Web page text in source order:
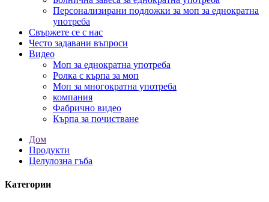
Персонализирани подложки за моп за еднократна
употреба
Свържете се с нас
Често задавани въпроси
Видео
Моп за еднократна употреба
Ролка с кърпа за моп
Моп за многократна употреба
компания
Фабрично видео
Кърпа за почистване
Дом
Продукти
Целулозна гъба
Категории